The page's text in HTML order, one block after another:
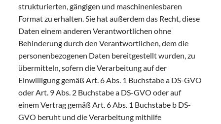
strukturierten, gängigen und maschinenlesbaren
Format zu erhalten. Sie hat außerdem das Recht, diese
Daten einem anderen Verantwortlichen ohne
Behinderung durch den Verantwortlichen, dem die
personenbezogenen Daten bereitgestellt wurden, zu
übermitteln, sofern die Verarbeitung auf der
Einwilligung gemäß Art. 6 Abs. 1 Buchstabe a DS-GVO
oder Art. 9 Abs. 2 Buchstabe a DS-GVO oder auf
einem Vertrag gemäß Art. 6 Abs. 1 Buchstabe b DS-
GVO beruht und die Verarbeitung mithilfe